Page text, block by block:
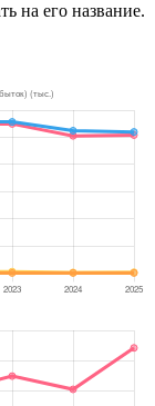
на его название.